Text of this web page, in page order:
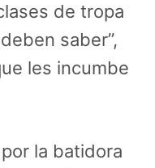
de tropa
saber”,
les incumbe
la batidora